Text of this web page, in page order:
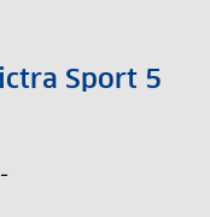
Sport 5